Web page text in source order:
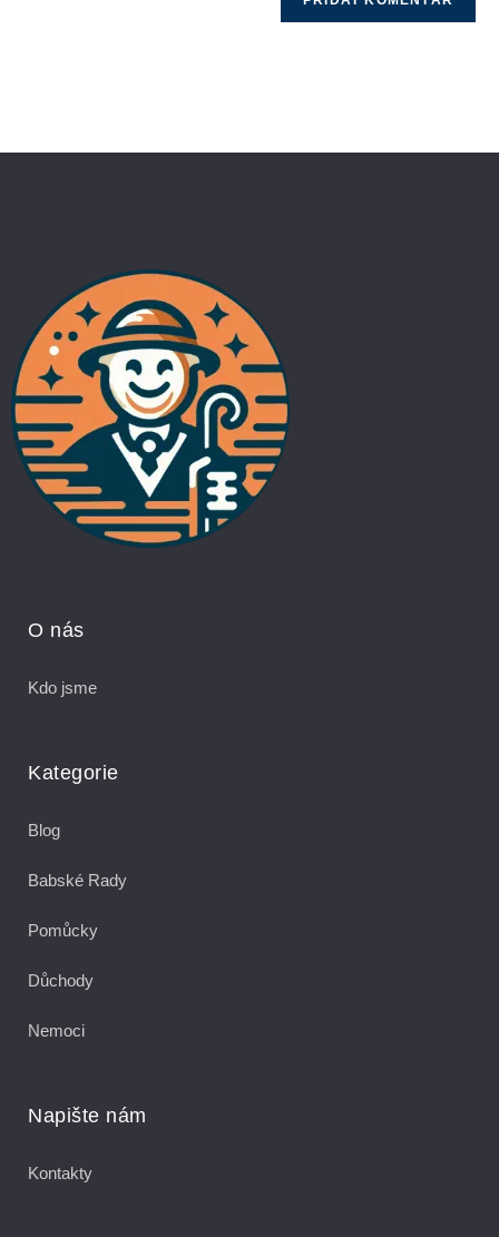
O nás
Kdo jsme
Kategorie
Blog
Babské Rady
Pomůcky
Důchody
Nemoci
Napište nám
Kontakty